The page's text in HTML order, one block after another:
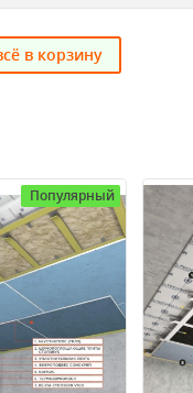
в корзину
Популярный